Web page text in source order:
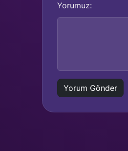
Yorumuz: